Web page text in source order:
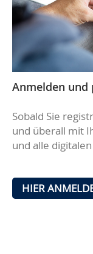
Anmelden
Sobald Sie
und überall mit
und alle
HIER